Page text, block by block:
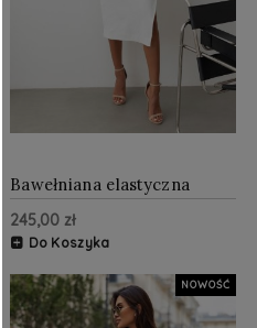
Bawełniana elastyczna
sukienka z rozcięciem Ecru
245,00 zł
Do Koszyka
NOWOŚĆ